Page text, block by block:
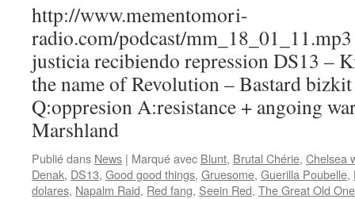
http://www.mementomori-
radio.com/podcast/
justicia recibiendo repression DS13 –
the name of Revolution – Bastard bizkit
Q:oppresion A:resistance + angoing
Marshland
Publié dans News | Marqué avec Blunt, Brutal Chérie, Chelsea
Denak, DS13, Good good things, Gruesome, Guerilla Poubelle,
dolares, Napalm Raid, Red fang, Seein Red, The Great Old